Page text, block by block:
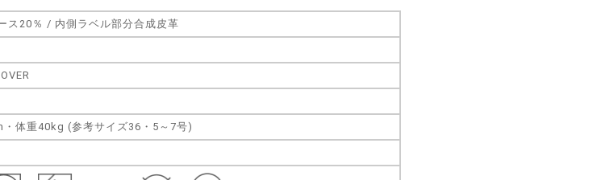
ス20％ / 内側ラベル部分合成皮革
体重40kg (参考サイズ36・5～7号)